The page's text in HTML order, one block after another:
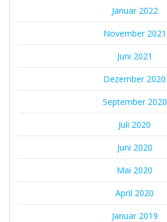
Januar 2022
November 2021
Juni 2021
Dezember 2020
September 2020
Juli 2020
Juni 2020
Mai 2020
April 2020
Januar 2019